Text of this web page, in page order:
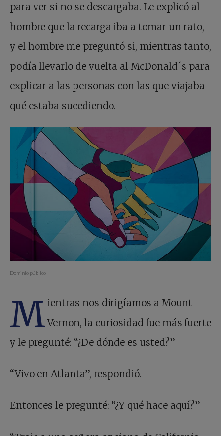
para ver si no se descargaba. Le explicó al
hombre que la recarga iba a tomar un rato,
y el hombre me preguntó si, mientras tanto,
podía llevarlo de vuelta al McDonald´s para
explicar a las personas con las que viajaba
qué estaba sucediendo.
Dominio público
M ientras nos dirigíamos a Mount
Vernon, la curiosidad fue más fuerte
y le pregunté: “¿De dónde es usted?”
“Vivo en Atlanta”, respondió.
Entonces le pregunté: “¿Y qué hace aquí?”